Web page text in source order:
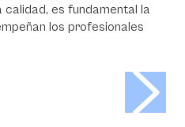
es fundamental la
los profesionales